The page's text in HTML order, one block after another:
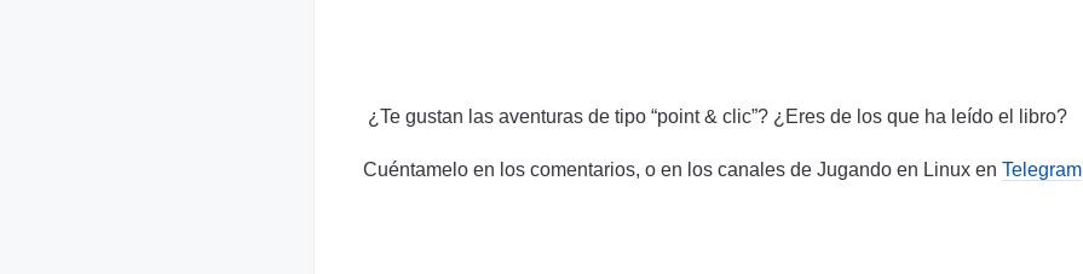
¿Te gustan las aventuras de tipo “point & clic”? ¿Eres de los que ha leído el libro?
Cuéntamelo en los comentarios, o en los canales de Jugando en Linux en Telegram